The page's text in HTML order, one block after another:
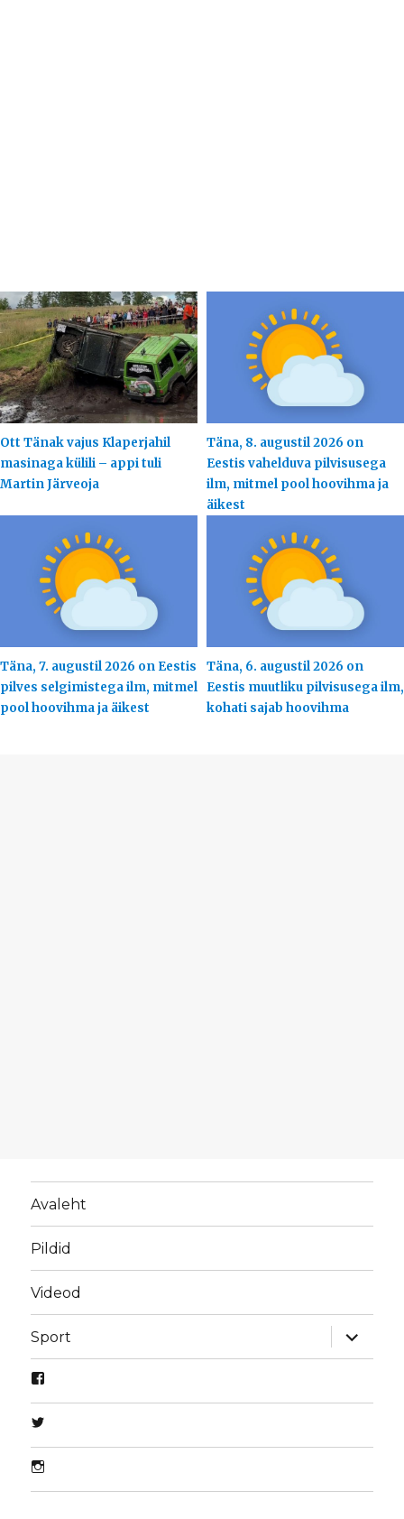
Ott Tänak vajus Klaperjahil
masinaga külili – appi tuli
Martin Järveoja
Täna, 8. augustil 2026 on
Eestis vahelduva pilvisusega
ilm, mitmel pool hoovihma ja
äikest
Täna, 7. augustil 2026 on Eestis
pilves selgimistega ilm, mitmel
pool hoovihma ja äikest
Täna, 6. augustil 2026 on
Eestis muutliku pilvisusega ilm,
kohati sajab hoovihma
Avaleht
Pildid
Videod
Sport
laienda